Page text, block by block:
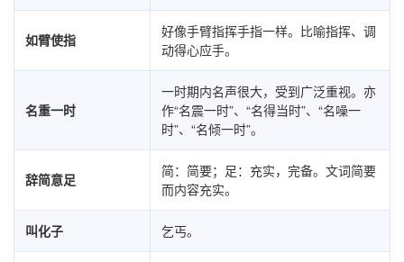
如臂使指
好像手臂指挥手指一样。比喻指挥、调
动得心应手。
名重一时
一时期内名声很大，受到广泛重视。亦
作“名震一时”、“名得当时”、“名噪一
时”、“名倾一时”。
辞简意足
简：简要；足：充实，完备。文词简要
而内容充实。
叫化子 乞丐。